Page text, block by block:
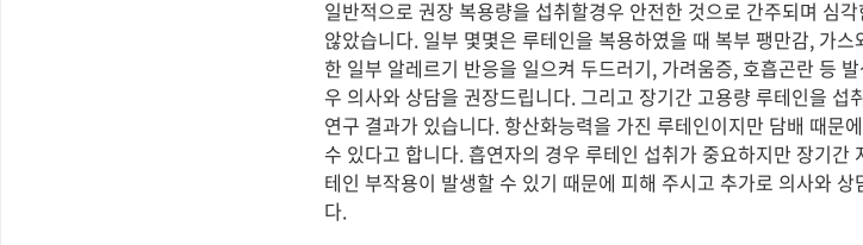
일반적으로 권장 복용량을 섭취할경우 안전한 것으로 간주되며 심
않았습니다. 일부 몇몇은 루테인을 복용하였을 때 복부 팽만감, 가
한 일부 알레르기 반응을 일으켜 두드러기, 가려움증, 호흡곤란 등
우 의사와 상담을 권장드립니다. 그리고 장기간 고용량 루테인을
연구 결과가 있습니다. 항산화능력을 가진 루테인이지만 담배 때문
수 있다고 합니다. 흡연자의 경우 루테인 섭취가 중요하지만 장기
테인 부작용이 발생할 수 있기 때문에 피해 주시고 추가로 의사와
다.